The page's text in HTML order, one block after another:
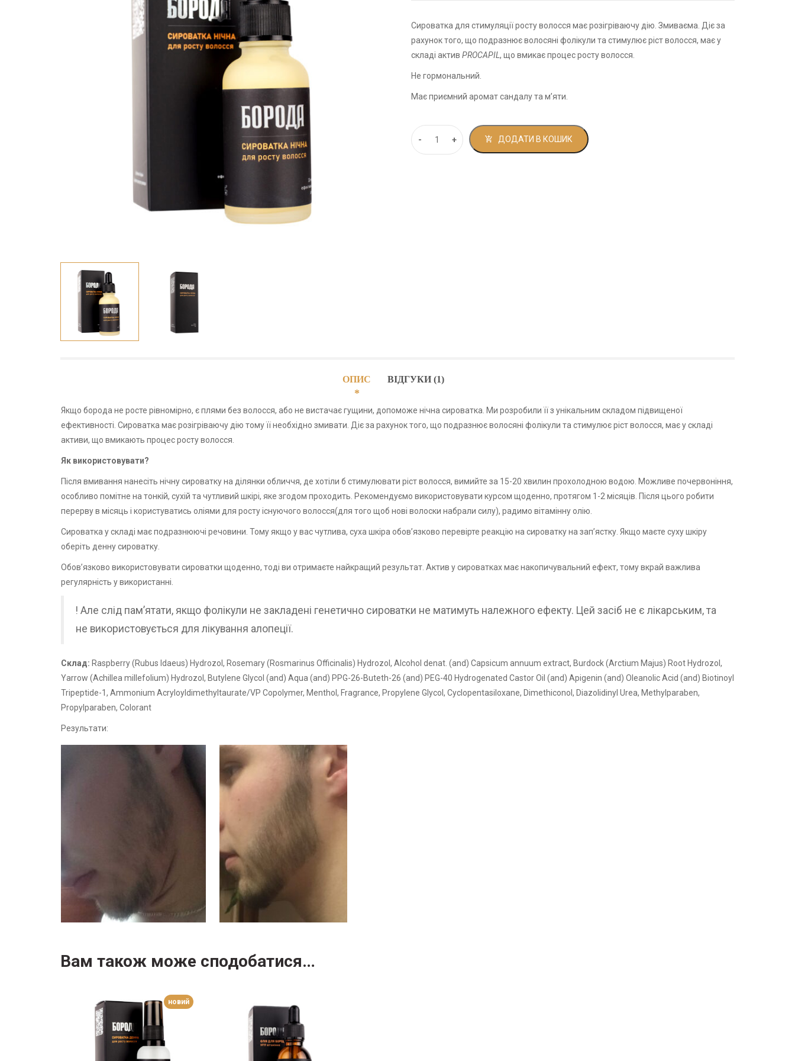
Сироватка для стимуляції росту волосся має розігріваючу дію. Змиваєма. Діє за
рахунок того, що подразнює волосяні фолікули та стимулює ріст волосся, має у
складі актив PROCAPIL, що вмикає процес росту волосся.
Не гормональний.
Має приємний аромат сандалу та м’яти.
ДОДАТИ В КОШИК
ОПИС ВІДГУКИ (1)
Якщо борода не росте рівномірно, є плями без волосся, або не вистачає гущини, допоможе нічна сироватка. Ми розробили її з унікальним складом підвищеної
ефективності. Сироватка має розігріваючу дію тому її необхідно змивати. Діє за рахунок того, що подразнює волосяні фолікули та стимулює ріст волосся, має у складі
активи, що вмикають процес росту волосся.
Як використовувати?
Після вмивання нанесіть нічну сироватку на ділянки обличчя, де хотіли б стимулювати ріст волосся, вимийте за 15-20 хвилин прохолодною водою. Можливе почервоніння,
особливо помітне на тонкій, сухій та чутливий шкірі, яке згодом проходить. Рекомендуємо використовувати курсом щоденно, протягом 1-2 місяців. Після цього робити
перерву в місяць і користуватись оліями для росту існуючого волосся(для того щоб нові волоски набрали силу), радимо вітамінну олію
Сироватка у складі має подразнюючі речовини. Тому якщо у вас чутлива, суха шкіра обов’язково перевірте реакцію на сироватку на зап’ястку. Якщо маєте суху шкіру
оберіть денну сироватку
Обов’язково використовувати сироватки щоденно, тоді ви отримаєте найкращий результат. Актив у сироватках має накопичувальний ефект, тому вкрай важлива
регулярність у використанні.
! Але слід пам’ятати, якщо фолікули не закладені генетично сироватки не матимуть належного ефекту. Цей засіб не є лікарським, та
не використовується для лікування алопеції.
Склад: Raspberry (Rubus Idaeus) Hydrozol, Rosemary (Rosmarinus Officinalis) Hydrozol, Alcohol denat. (and) Capsicum annuum extract, Burdock (Arctium Majus) Root Hydrozol,
Yarrow (Achillea millefolium) Hydrozol, Butylene Glycol (and) Aqua (and) PPG-26-Buteth-26 (and) PEG-40 Hydrogenated Castor Oil (and) Apigenin (and) Oleanolic Acid (and) Biotinoyl
Tripeptide-1, Ammonium Acryloyldimethyltaurate/VP Copolymer, Menthol, Fragrance, Propylene Glycol, Cyclopentasiloxane, Dimethiconol, Diazolidinyl Urea, Methylparaben,
Propylparaben, Colorant
Результати:
Вам також може сподобатися…
новий